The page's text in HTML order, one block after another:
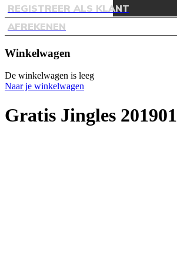
REGISTREER ALS KLANT
AFREKENEN
Winkelwagen
De winkelwagen is leeg
Naar je winkelwagen
Gratis Jingles 201901